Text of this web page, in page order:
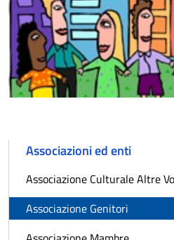
Associazioni ed enti
Associazione Culturale Altre
Associazione Genitori